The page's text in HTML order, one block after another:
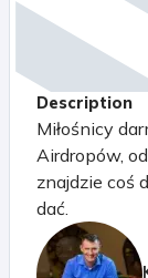
Description
Miłośnicy
Airdropów,
znajdzie coś
dać.